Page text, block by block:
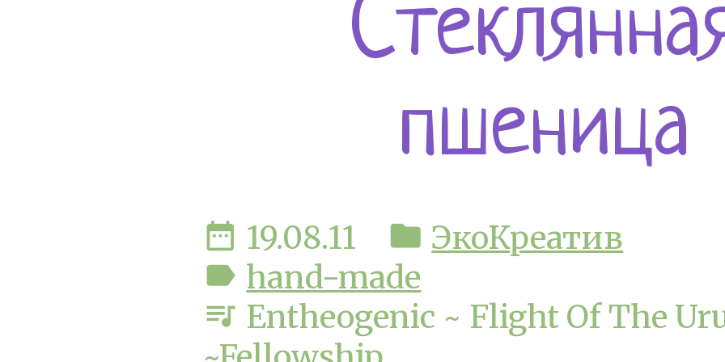
пшеница
date_range 19.08.11 folder ЭкоКреатив
label hand-made
queue_music Entheogenic ~ Flight Of The